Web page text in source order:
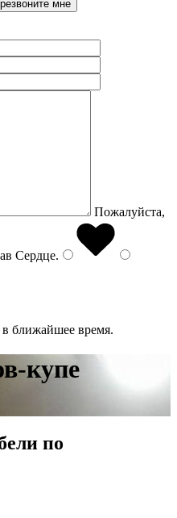
Пожалуйста,
Сердце.
ближайшее время.
купе
по